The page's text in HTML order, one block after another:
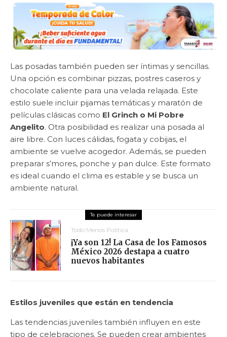
Las posadas también pueden ser íntimas y sencillas.
Una opción es combinar pizzas, postres caseros y
chocolate caliente para una velada relajada. Este
estilo suele incluir pijamas temáticas y maratón de
películas clásicas como El Grinch o Mi Pobre
Angelito. Otra posibilidad es realizar una posada al
aire libre. Con luces cálidas, fogata y cobijas, el
ambiente se vuelve acogedor. Además, se pueden
preparar s’mores, ponche y pan dulce. Este formato
es ideal cuando el clima es estable y se busca un
ambiente natural.
Todo Menos Política
¡Ya son 12! La Casa de los Famosos
México 2026 destapa a cuatro
nuevos habitantes
Estilos juveniles que están en tendencia
Las tendencias juveniles también influyen en este
tipo de celebraciones. Se pueden crear ambientes